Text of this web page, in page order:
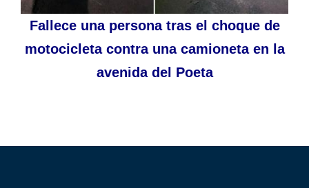
Fallece una persona tras el choque de
motocicleta contra una camioneta en la
avenida del Poeta